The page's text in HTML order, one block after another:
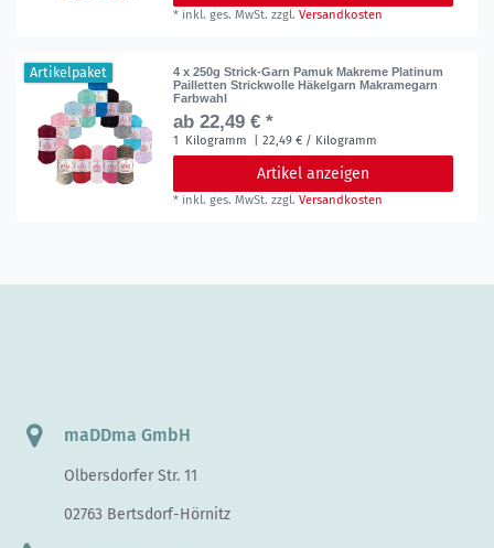
* inkl. ges. MwSt. zzgl.Versandkosten
Artikelpaket
4 x 250g Strick-Garn Pamuk Makreme Platinum
Pailletten Strickwolle Häkelgarn Makramegarn
Farbwahl
ab 22,49 € *
1 Kilogramm | 22,49 € / Kilogramm
Artikel anzeigen
* inkl. ges. MwSt. zzgl.Versandkosten
maDDma GmbH
Olbersdorfer Str. 11
02763 Bertsdorf-Hörnitz